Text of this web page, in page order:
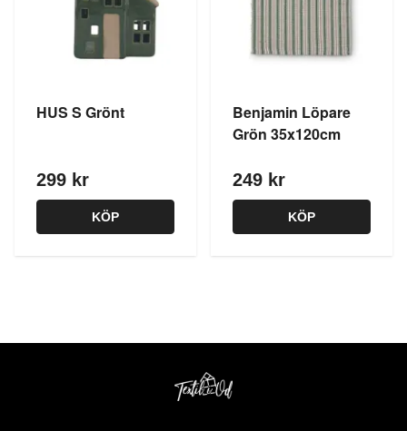
HUS S Grönt
299 kr
KÖP
Benjamin Löpare
Grön 35x120cm
249 kr
KÖP